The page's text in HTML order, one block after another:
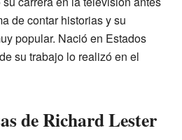
de contar historias y su
popular. Nació en Estados
su trabajo lo realizó en el
de Richard Lester